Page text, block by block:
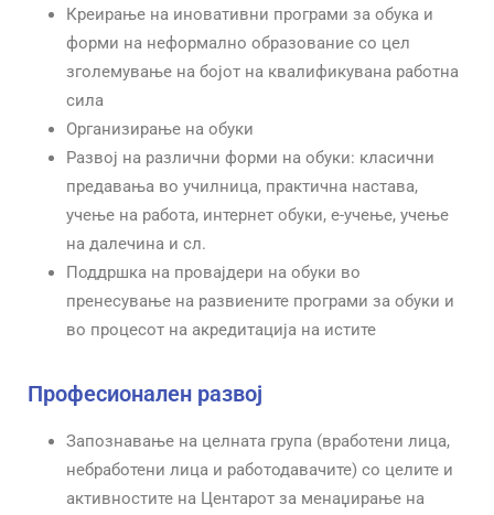
Креирање на иновативни програми за обука и
форми на неформално образование со цел
зголемување на бојот на квалификувана работна
сила
Организирање на обуки
Развој на различни форми на обуки: класични
предавања во училница, практична настава,
учење на работа, интернет обуки, е-учење, учење
на далечина и сл.
Поддршка на провајдери на обуки во
пренесување на развиените програми за обуки и
во процесот на акредитација на истите
Професионален развој
Запознавање на целната група (вработени лица,
небработени лица и работодавачите) со целите и
активностите на Центарот за менаџирање на